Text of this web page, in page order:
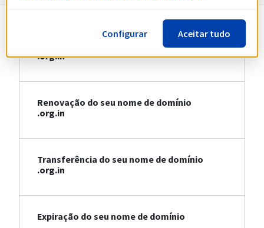
Registo do seu nome de domínio
.org.in
Renovação do seu nome de domínio
.org.in
Transferência do seu nome de domínio
.org.in
Expiração do seu nome de domínio
Configurar Aceitar tudo